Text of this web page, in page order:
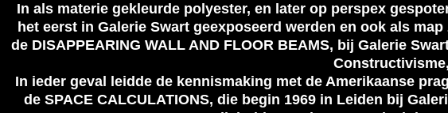
In als materie gekleurde polyester, en later op perspex
het eerst in Galerie Swart geexposeerd werden en ook als
de DISAPPEARING WALL AND FLOOR BEAMS, bij Galerie
In ieder geval leidde de kennismaking met de Amerikaanse
de SPACE CALCULATIONS, die begin 1969 in Leiden bij